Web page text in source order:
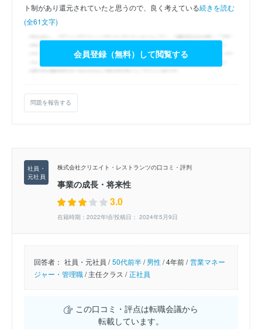
ト制があり還元されていたと思うので、良く考えている続きを読む
(全61文字)
会員登録（無料）して閲覧する
問題を報告する
株式会社クリエイト・レストランツの口コミ・評判
事業の成長・将来性
3.0
在籍時期：2022年頃/投稿日： 2024年5月9日
回答者： 社員・元社員 / 50代前半/男性/4年前 / 営業マネー
ジャー・管理職/主任クラス / 正社員
この口コミ・評点は転職会議から
転載しています。